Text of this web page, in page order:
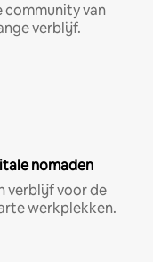
community van
verblijf.
nomaden
verblijf voor de
werkplekken.